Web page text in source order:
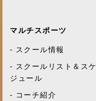
マルチスポーツ
スクール情報
スクールリスト＆スケ
ジュール
コーチ紹介